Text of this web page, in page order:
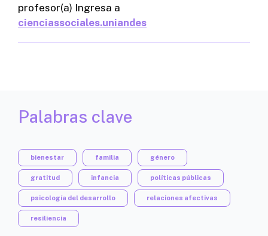
profesor(a) Ingresa a
cienciassociales.uniandes
Palabras clave
bienestar familia género
gratitud infancia políticas públicas
psicología del desarrollo relaciones afectivas
resiliencia